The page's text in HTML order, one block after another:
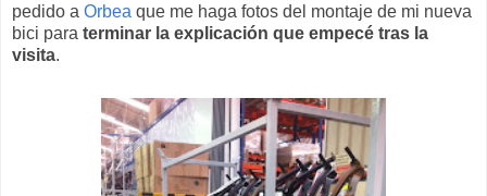
pedido a Orbea que me haga fotos del montaje de mi nueva
bici para terminar la explicación que empecé tras la
visita.